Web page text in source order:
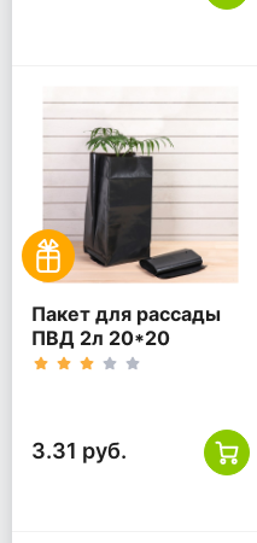
Пакет для рассады
ПВД 2л 20*20
100мкм черный
3.31 руб.